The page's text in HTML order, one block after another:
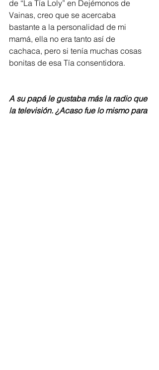
de “La Tía Loly” en Dejémonos de
Vainas, creo que se acercaba
bastante a la personalidad de mi
mamá, ella no era tanto así de
cachaca, pero si tenía muchas cosas
bonitas de esa Tía consentidora.
A su papá le gustaba más la radio que
la televisión. ¿Acaso fue lo mismo para